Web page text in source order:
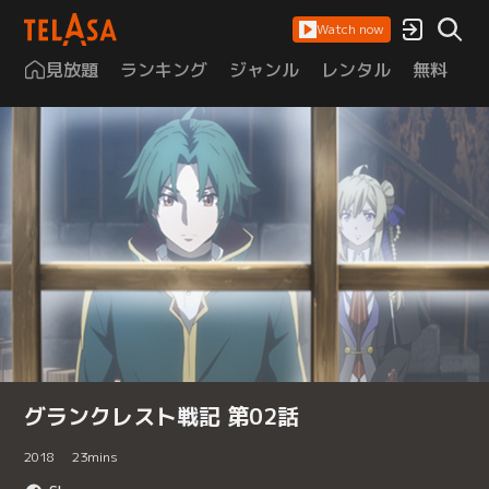
Watch now
見放題 ランキング ジャンル レンタル 無料
グランクレスト戦記 第02話
2018 23mins